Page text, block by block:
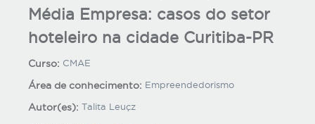
Média Empresa: casos do setor
hoteleiro na cidade Curitiba-PR
Curso: CMAE
Área de conhecimento: Empreendedorismo
Autor(es): Talita Leuçz